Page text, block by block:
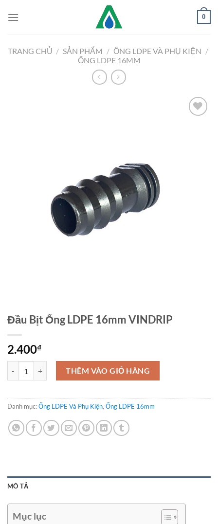
đến
0
TRANG CHỦ / SẢN PHẨM / ỐNG LDPE VÀ PHỤ KIỆN /
ỐNG LDPE 16MM
Đầu Bịt Ống LDPE 16mm VINDRIP
2.400₫
Đầu Bịt Ống LDPE 16mm VINDRIP số lượng
THÊM VÀO GIỎ HÀNG
Danh mục:Ống LDPE Và Phụ Kiện, Ống LDPE 16mm
MÔ TẢ
Mục lục